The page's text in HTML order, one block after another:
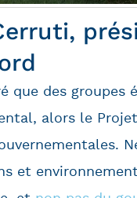
que des groupes
alors le
et